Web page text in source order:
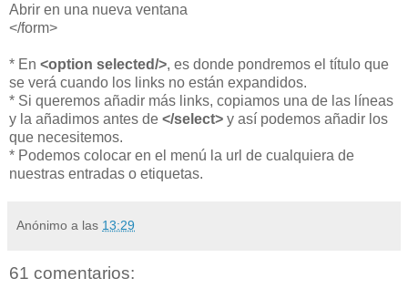
Abrir en una nueva ventana
</form>
* En <option selected/>, es donde pondremos el título que
se verá cuando los links no están expandidos.
* Si queremos añadir más links, copiamos una de las líneas
y la añadimos antes de </select> y así podemos añadir los
que necesitemos.
* Podemos colocar en el menú la url de cualquiera de
nuestras entradas o etiquetas.
Anónimo a las 13:29
61 comentarios: